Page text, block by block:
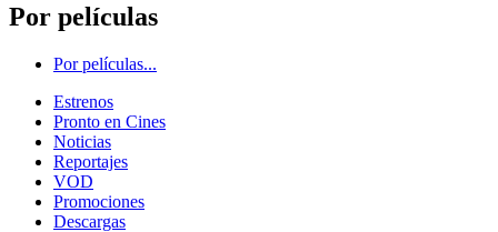
Por películas
Por películas...
Estrenos
Pronto en Cines
Noticias
Reportajes
VOD
Promociones
Descargas